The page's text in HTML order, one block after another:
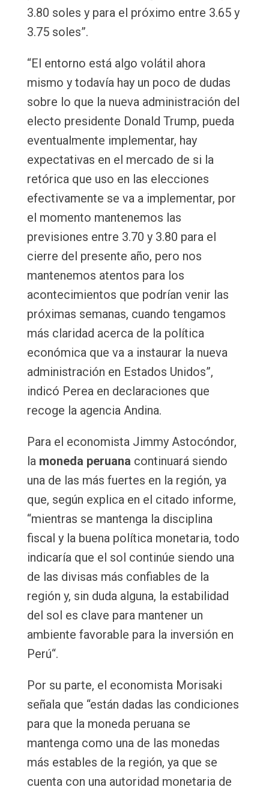
3.80 soles y para el próximo entre 3.65 y
3.75 soles”.
“El entorno está algo volátil ahora
mismo y todavía hay un poco de dudas
sobre lo que la nueva administración del
electo presidente Donald Trump, pueda
eventualmente implementar, hay
expectativas en el mercado de si la
retórica que uso en las elecciones
efectivamente se va a implementar, por
el momento mantenemos las
previsiones entre 3.70 y 3.80 para el
cierre del presente año, pero nos
mantenemos atentos para los
acontecimientos que podrían venir las
próximas semanas, cuando tengamos
más claridad acerca de la política
económica que va a instaurar la nueva
administración en Estados Unidos”,
indicó Perea en declaraciones que
recoge la agencia Andina.
Para el economista Jimmy Astocóndor,
la moneda peruana continuará siendo
una de las más fuertes en la región, ya
que, según explica en el citado informe,
“mientras se mantenga la disciplina
fiscal y la buena política monetaria, todo
indicaría que el sol continúe siendo una
de las divisas más confiables de la
región y, sin duda alguna, la estabilidad
del sol es clave para mantener un
ambiente favorable para la inversión en
Perú“.
Por su parte, el economista Morisaki
señala que “están dadas las condiciones
para que la moneda peruana se
mantenga como una de las monedas
más estables de la región, ya que se
cuenta con una autoridad monetaria de